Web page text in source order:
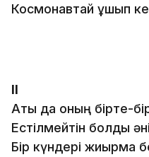
Космонавтай ұшып
ІІ
Аты да оның бірте-
Естілмейтін болды
Бір күндері жиырма